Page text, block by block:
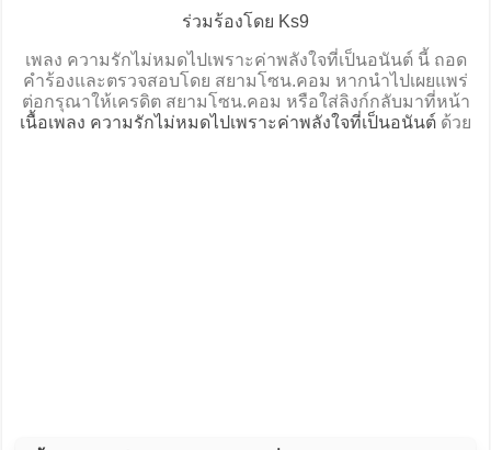
ร่วมร้องโดย Ks9
เพลง ความรักไม่หมดไปเพราะค่าพลังใจที่เป็นอนันต์ นี้ ถอด
คำร้องและตรวจสอบโดย สยามโซน.คอม หากนำไปเผยแพร่
ต่อกรุณาให้เครดิต สยามโซน.คอม หรือใส่ลิงก์กลับมาที่หน้า
เนื้อเพลง ความรักไม่หมดไปเพราะค่าพลังใจที่เป็นอนันต์ ด้วย